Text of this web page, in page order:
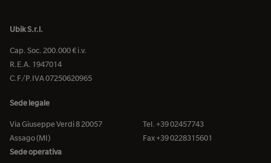
Ubik S.r.l.
Cap. Soc. 200.000 € i.v.
R.E.A. 1947014
C.F/P.IVA 07250620965
Sede legale
Via Giuseppe Verdi 8 20057
Assago (MI)
Tel. +39 02457743
Fax +39 0228315601
Sede operativa